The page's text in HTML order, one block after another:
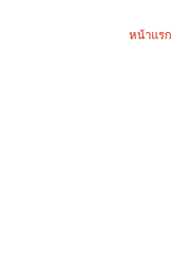
หน้าแรก